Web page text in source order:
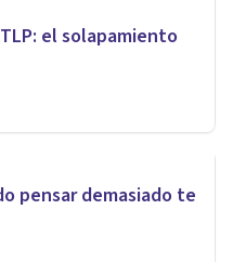
el solapamiento
pensar demasiado te